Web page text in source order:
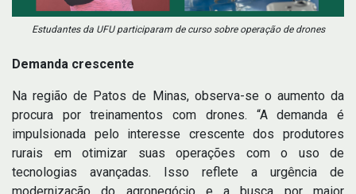
Estudantes da UFU participaram de curso sobre operação de drones
Demanda crescente
Na região de Patos de Minas, observa-se o aumento da
procura por treinamentos com drones. “A demanda é
impulsionada pelo interesse crescente dos produtores
rurais em otimizar suas operações com o uso de
tecnologias avançadas. Isso reflete a urgência de